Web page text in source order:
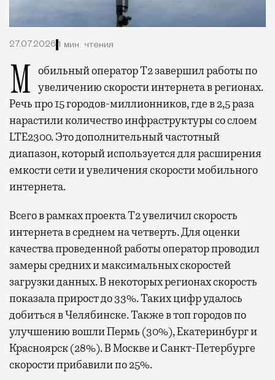
27.07.2026 1 мин. чтения
Мобильный оператор Т2 завершил работы по увеличению скорости интернета в регионах.
Речь про 15 городов-миллионников, где в 2,5 раза
нарастили количество инфраструктуры со слоем
LTE2300. Это дополнительный частотный
диапазон, который используется для расширения
емкости сети и увеличения скорости мобильного
интернета.
Всего в рамках проекта Т2 увеличил скорость
интернета в среднем на четверть. Для оценки
качества проведенной работы оператор проводил
замеры средних и максимальных скоростей
загрузки данных. В некоторых регионах скорость
показала прирост до 33%. Таких цифр удалось
добиться в Челябинске. Также в топ городов по
улучшению вошли Пермь (30%), Екатеринбург и
Красноярск (28%). В Москве и Санкт-Петербурге
скорости прибавили по 25%.